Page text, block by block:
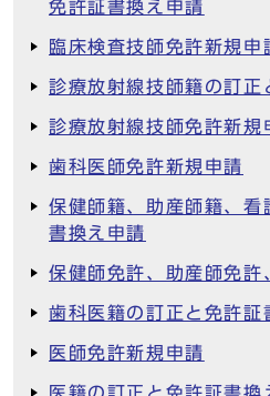
免許証書換え申請
臨床検査技師免許新規申
診療放射線技師籍の訂正
診療放射線技師免許新規
歯科医師免許新規申請
保健師籍、助産師籍、看
書換え申請
保健師免許、助産師免許
歯科医籍の訂正と免許証
医師免許新規申請